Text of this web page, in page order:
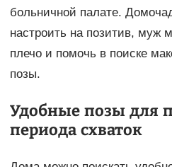
больничной палате.
настроить на позитив, муж
плечо и помочь в поиске
позы.
Удобные позы для
периода схваток